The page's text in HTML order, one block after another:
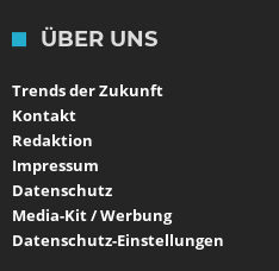
ÜBER UNS
Trends der Zukunft
Kontakt
Redaktion
Impressum
Datenschutz
Media-Kit / Werbung
Datenschutz-Einstellungen